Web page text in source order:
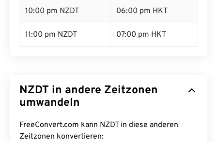
10:00 pm NZDT 06:00 pm HKT
11:00 pm NZDT 07:00 pm HKT
NZDT in andere Zeitzonen
umwandeln
FreeConvert.com kann NZDT in diese anderen
Zeitzonen konvertieren: